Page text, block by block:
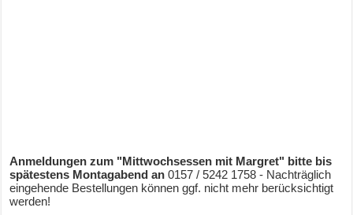
Anmeldungen zum "Mittwochsessen mit Margret" bitte bis
spätestens Montagabend an0157 / 5242 1758 - Nachträglich
eingehende Bestellungen können ggf. nicht mehr berücksichtigt
werden!